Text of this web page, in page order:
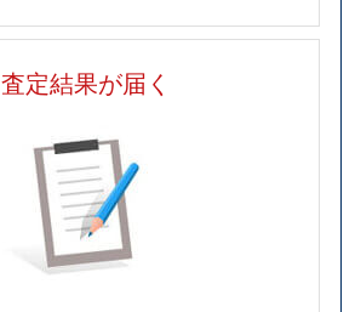
査定結果が届く